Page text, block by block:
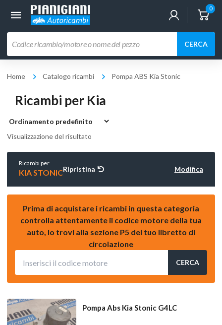
0
prodotti
CERCA
Home Catalogo ricambi Pompa ABS Kia Stonic
Ricambi per Kia
Visualizzazione del risultato
Ricambi per
KIA STONICRipristina Modifica
Prima di acquistare i ricambi in questa categoria
controlla attentamente il codice motore della tua
auto, lo trovi alla sezione P5 del tuo libretto di
circolazione
CERCA
Pompa Abs Kia Stonic G4LC